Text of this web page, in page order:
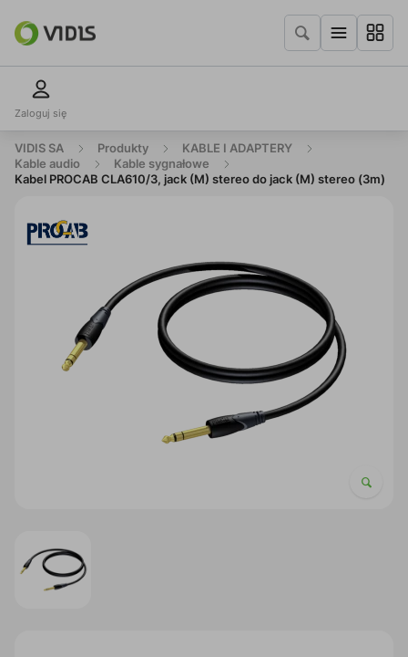
Zaloguj się
VIDIS SA Produkty
KABLE I ADAPTERY
Kable audio
Kable sygnałowe
Kabel PROCAB CLA610/3, jack (M) stereo do jack (M) stereo (3m)